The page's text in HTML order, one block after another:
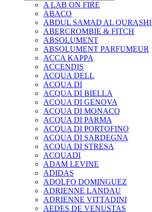
A LAB ON FIRE
ABACO
ABDUL SAMAD AL QURASHI
ABERCROMBIE & FITCH
ABSOLUMENT
ABSOLUMENT PARFUMEUR
ACCA KAPPA
ACCENDIS
ACQUA DELL
ACQUA DI
ACQUA DI BIELLA
ACQUA DI GENOVA
ACQUA DI MONACO
ACQUA DI PARMA
ACQUA DI PORTOFINO
ACQUA DI SARDEGNA
ACQUA DI STRESA
ACQUADI
ADAM LEVINE
ADIDAS
ADOLFO DOMINGUEZ
ADRIENNE LANDAU
ADRIENNE VITTADINI
AEDES DE VENUSTAS